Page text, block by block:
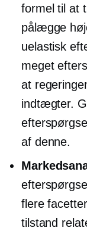
formel til at
pålægge
uelastisk
meget
at
indtægter.
af denne.
flere
tilstand